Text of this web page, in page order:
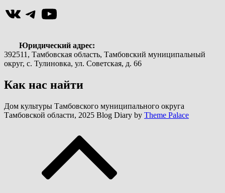
ВКонтакте
Telegram
YouTube
Юридический адрес:
392511, Тамбовская область, Тамбовский муниципальный
округ, с. Тулиновка, ул. Советская, д. 66
Как нас найти
Дом культуры Тамбовского муниципального округа
Тамбовской области, 2025 Blog Diary by Theme Palace